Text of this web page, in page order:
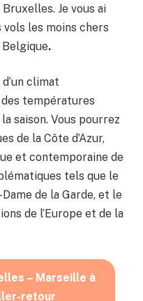
Je vous ai
les moins chers
.
climat
températures
saison. Vous pourrez
de la Côte d’Azur,
et contemporaine de
tels que le
de la Garde, et le
de l’Europe et de la
– Marseille à
retour